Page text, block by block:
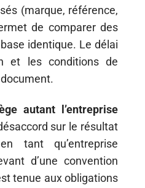
(marque, référence,
de comparer des
identique. Le délai
et les conditions de
autant l’entreprise
sur le résultat
tant qu’entreprise
d’une convention
tenue aux obligations